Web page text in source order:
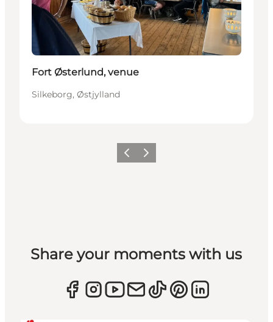
Fort Østerlund, venue
Silkeborg, Østjylland
ForrigeNæste
Share your moments with us